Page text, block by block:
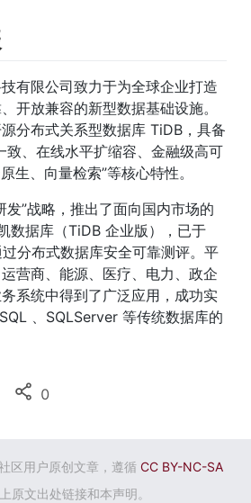
有限公司致力于为全球企业打造
开放兼容的新型数据基础设施。
分布式关系型数据库 TiDB，具备
致、在线水平扩缩容、金融级高可
生、向量检索”等核心特性。
发”战略，推出了面向国内市场的
据库（TiDB 企业版），已于
分布式数据库安全可靠测评。平
营商、能源、医疗、电力、政企
系统中得到了广泛应用，成功实
、SQLServer 等传统数据库的
0
区用户原创文章，遵循 CC BY-NC-SA
原文出处链接和本声明。